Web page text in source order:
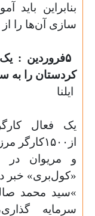
بنابراین باید
سازی آن‌ها را
۵فروردین :
کردستان را به
ایلنا
یک فعال
و مریوان در
«کول‌بری» خبر
«سید محمد
سرمایه